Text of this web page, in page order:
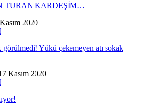
TURAN KARDEŞİM…
2020
görülmedi! Yükü çekemeyen atı sokak
Kasım 2020